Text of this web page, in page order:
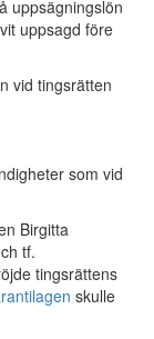
uppsägningslön
uppsagd före
vid tingsrätten
som vid
Birgitta
tf.
tingsrättens
skulle